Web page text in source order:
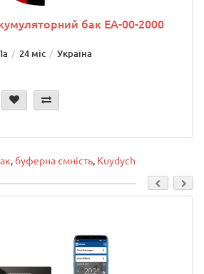
бак ЕА-00-2000
24 міс Україна
, буферна ємність, Kuydych